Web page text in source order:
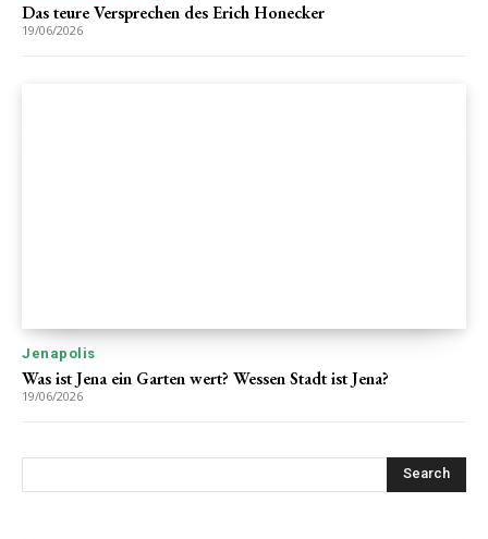
Das teure Versprechen des Erich Honecker
19/06/2026
Jenapolis
Was ist Jena ein Garten wert? Wessen Stadt ist Jena?
19/06/2026
Search